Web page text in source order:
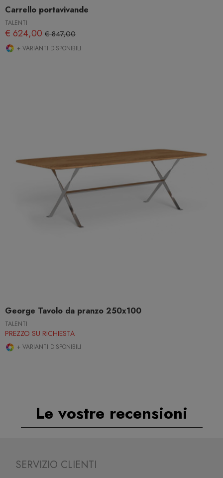
Carrello portavivande
TALENTI
€ 624,00 € 847,00
+ VARIANTI DISPONIBILI
George Tavolo da pranzo 250x100
TALENTI
PREZZO SU RICHIESTA
+ VARIANTI DISPONIBILI
Le vostre recensioni
SERVIZIO CLIENTI